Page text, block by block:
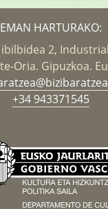
EMAN HARTURAKO:
2,
Oria. Gipuzkoa.
+34 943371545